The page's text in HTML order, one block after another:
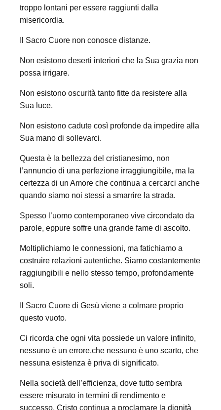
troppo lontani per essere raggiunti dalla
misericordia.
Il Sacro Cuore non conosce distanze.
Non esistono deserti interiori che la Sua grazia non
possa irrigare.
Non esistono oscurità tanto fitte da resistere alla
Sua luce.
Non esistono cadute così profonde da impedire alla
Sua mano di sollevarci.
Questa è la bellezza del cristianesimo, non
l’annuncio di una perfezione irraggiungibile, ma la
certezza di un Amore che continua a cercarci anche
quando siamo noi stessi a smarrire la strada.
Spesso l’uomo contemporaneo vive circondato da
parole, eppure soffre una grande fame di ascolto.
Moltiplichiamo le connessioni, ma fatichiamo a
costruire relazioni autentiche. Siamo costantemente
raggiungibili e nello stesso tempo, profondamente
soli.
Il Sacro Cuore di Gesù viene a colmare proprio
questo vuoto.
Ci ricorda che ogni vita possiede un valore infinito,
nessuno è un errore,che nessuno è uno scarto, che
nessuna esistenza è priva di significato.
Nella società dell’efficienza, dove tutto sembra
essere misurato in termini di rendimento e
successo, Cristo continua a proclamare la dignità